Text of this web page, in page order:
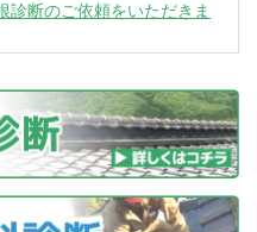
診断のご依頼をいただきま